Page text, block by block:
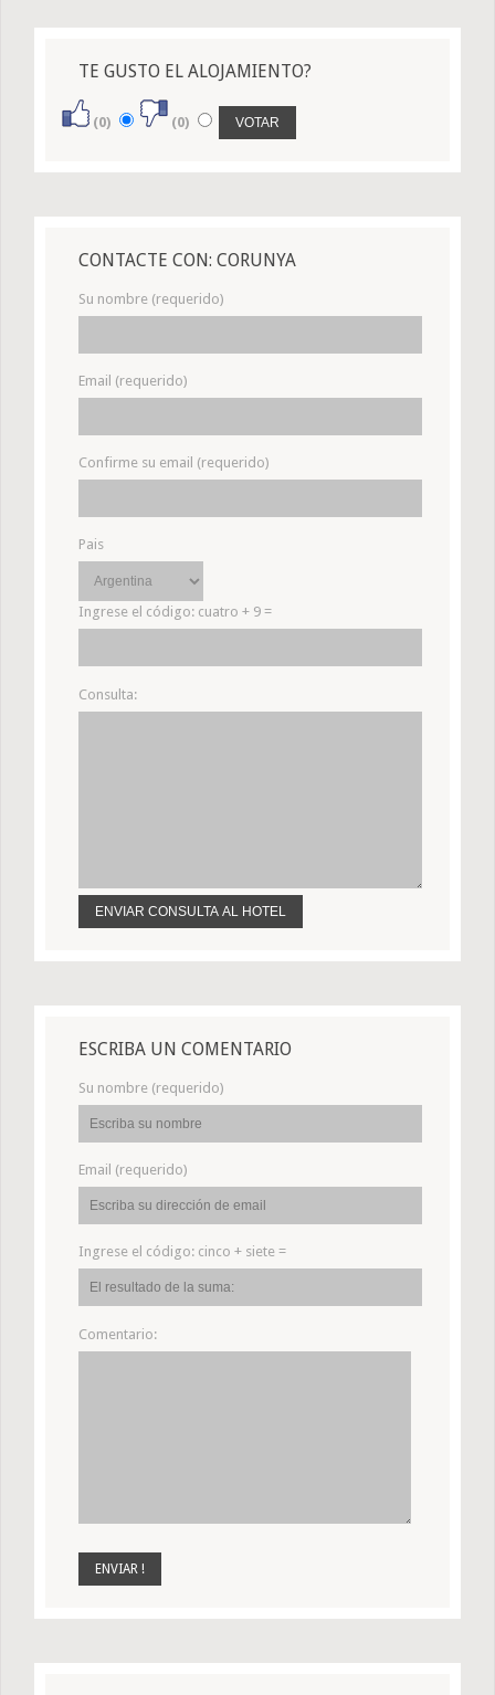
TE GUSTO EL ALOJAMIENTO?
(0) (0)
CONTACTE CON: CORUNYA
Su nombre (requerido)
Email (requerido)
Confirme su email (requerido)
Pais
Ingrese el código: cuatro + 9 =
Consulta:
ESCRIBA UN COMENTARIO
Su nombre (requerido)
Email (requerido)
Ingrese el código: cinco + siete =
Comentario: